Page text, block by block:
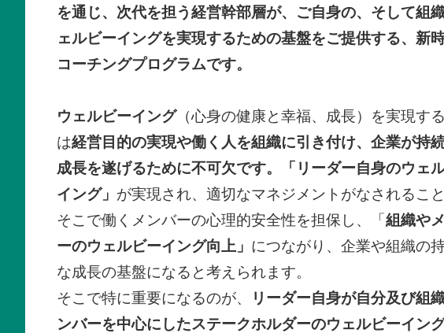
を通じ、次代を担う経営幹部層が、ご自身の、そして組
ェルビーイングを実現するための基盤をご提供する、新
コーチングプログラムです。
ウェルビーイング（心身の健康と幸福、成長）を実現す
は経営目的の実現や働く人を組織に引き付け、企業が持
成長を遂げるために不可欠です。「リーダー自身のウェ
イング」 が実現され、適切なマネジメントがなされること
そこで働くメンバーの心理的安全性を担保し、「 組織や
ーのウェルビーイング向上」 につながり、企業や組織の
な成長の基盤になると考えられます。
そこで特に重要になるのが、
リーダー自身が自分及び組
ンバーを中心にしたステークホルダーのウェルビーイン